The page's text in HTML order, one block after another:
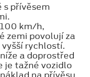
s přívěsem
km/h,
zemi povolují za
rychlostí.
a doprostřed
je tažné vozidlo